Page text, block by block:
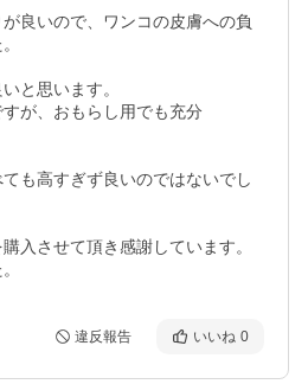
良いので、ワンコの皮膚への負
と思います。
が、おもらし用でも充分
も高すぎず良いのではないでし
入させて頂き感謝しています。
違反報告 いいね 0